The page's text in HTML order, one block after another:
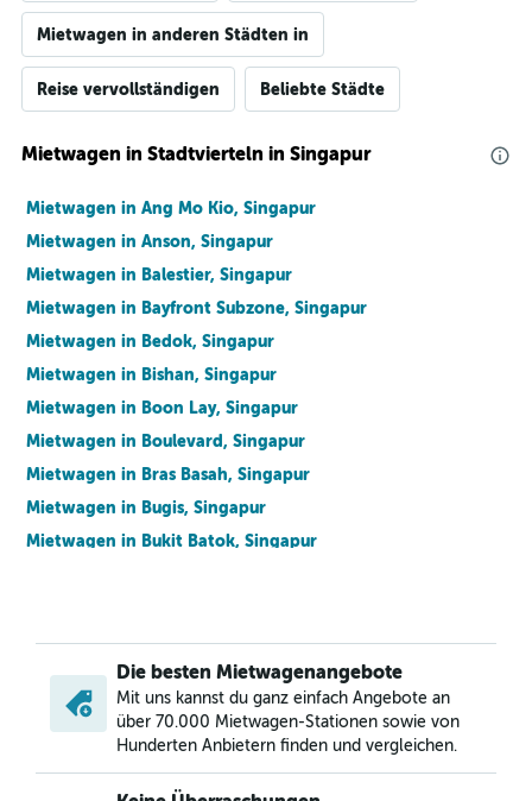
Mietwagen in anderen Städten in
Reise vervollständigen Beliebte Städte
Mietwagen in Stadtvierteln in Singapur
Mietwagen in Ang Mo Kio, Singapur
Mietwagen in Anson, Singapur
Mietwagen in Balestier, Singapur
Mietwagen in Bayfront Subzone, Singapur
Mietwagen in Bedok, Singapur
Mietwagen in Bishan, Singapur
Mietwagen in Boon Lay, Singapur
Mietwagen in Boulevard, Singapur
Mietwagen in Bras Basah, Singapur
Mietwagen in Bugis, Singapur
Mietwagen in Bukit Batok, Singapur
Mietwagen in Bukit Timah, Singapur
Mietwagen in Cairnhill, Singapur
Mietwagen in Cecil, Singapur
Mietwagen in Central Area, Singapur
Mietwagen in Central Subzone, Singapur
Die besten Mietwagenangebote
Mit uns kannst du ganz einfach Angebote an
über 70.000 Mietwagen-Stationen sowie von
Hunderten Anbietern finden und vergleichen.